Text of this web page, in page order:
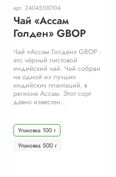
арт. 24045100104
Чай «Ассам
Голден» GBOP
Чай «Ассам Голден» GBOP -
это чёрный листовой
индийский чай. Чай собран
на одной из лучших
индийских плантаций, в
регионе Ассам. Этот сорт
давно известен...
Упаковка 100 г
Упаковка 500 г